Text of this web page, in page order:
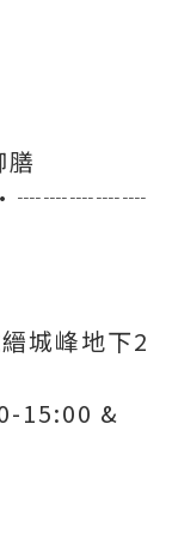
城峰地下2
15:00 &